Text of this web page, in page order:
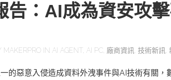
告：AI成為資安攻
MAKERPRO IN AI AGENT AI PC 廠商資訊 技術新訊
的惡意入侵造成資料外洩事件與AI技術有關，